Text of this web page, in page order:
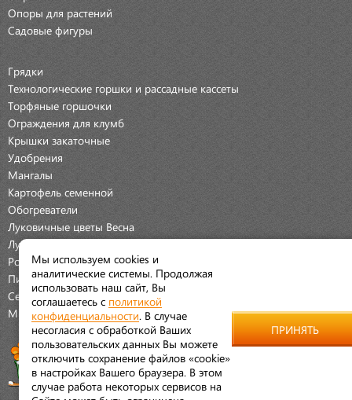
Опоры для растений
Садовые фигуры
Грядки
Технологические горшки и рассадные кассеты
Торфяные горшочки
Ограждения для клумб
Крышки закаточные
Удобрения
Мангалы
Картофель семенной
Обогреватели
Луковичные цветы Весна
Луковичные цветы Осень
Розы
Пионы
Семена Овощей
Мраморная крошка
Мы используем cookies и
аналитические системы. Продолжая
использовать наш сайт, Вы
соглашаетесь с политикой
конфиденциальности . В случае
несогласия с обработкой Ваших
пользовательских данных Вы можете
отключить сохранение файлов «cookie»
в настройках Вашего браузера. В этом
случае работа некоторых сервисов на
ПРИНЯТЬ